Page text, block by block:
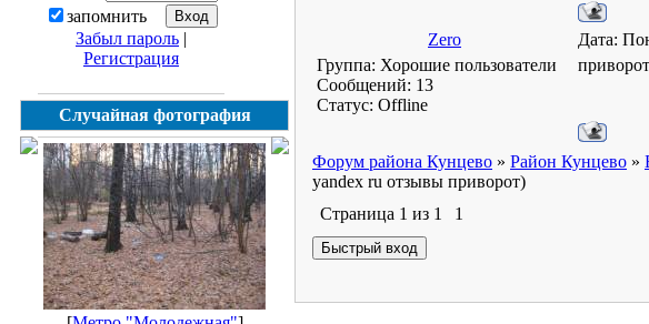
запомнить
Забыл пароль |
Регистрация
Случайная фотография
Zero Дата:
Группа: Хорошие пользователи
Сообщений: 13
Статус: Offline
Форум района Кунцево » Район Кунцево »
yandex ru отзывы приворот)
Страница 1 из 1
1